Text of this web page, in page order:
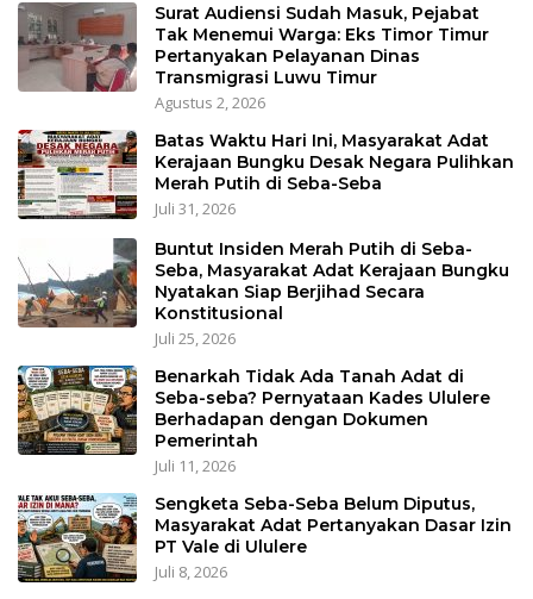
Surat Audiensi Sudah Masuk, Pejabat
Tak Menemui Warga: Eks Timor Timur
Pertanyakan Pelayanan Dinas
Transmigrasi Luwu Timur
Agustus 2, 2026
Batas Waktu Hari Ini, Masyarakat Adat
Kerajaan Bungku Desak Negara Pulihkan
Merah Putih di Seba-Seba
Juli 31, 2026
Buntut Insiden Merah Putih di Seba-
Seba, Masyarakat Adat Kerajaan Bungku
Nyatakan Siap Berjihad Secara
Konstitusional
Juli 25, 2026
Benarkah Tidak Ada Tanah Adat di
Seba-seba? Pernyataan Kades Ululere
Berhadapan dengan Dokumen
Pemerintah
Juli 11, 2026
Sengketa Seba-Seba Belum Diputus,
Masyarakat Adat Pertanyakan Dasar Izin
PT Vale di Ululere
Juli 8, 2026